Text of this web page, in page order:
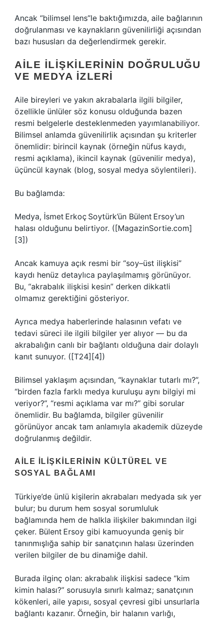
Ancak “bilimsel lens”le baktığımızda, aile bağlarının
doğrulanması ve kaynakların güvenilirliği açısından
bazı hususları da değerlendirmek gerekir.
AILE İLIŞKILERININ DOĞRULUĞU
VE MEDYA İZLERI
Aile bireyleri ve yakın akrabalarla ilgili bilgiler,
özellikle ünlüler söz konusu olduğunda bazen
resmi belgelerle desteklenmeden yayımlanabiliyor.
Bilimsel anlamda güvenilirlik açısından şu kriterler
önemlidir: birincil kaynak (örneğin nüfus kaydı,
resmi açıklama), ikincil kaynak (güvenilir medya),
üçüncül kaynak (blog, sosyal medya söylentileri).
Bu bağlamda:
Medya, İsmet Erkoç Soytürk’ün Bülent Ersoy’un
halası olduğunu belirtiyor. ([MagazinSortie.com]
[3])
Ancak kamuya açık resmi bir “soy–üst ilişkisi”
kaydı henüz detaylıca paylaşılmamış görünüyor.
Bu, “akrabalık ilişkisi kesin” derken dikkatli
olmamız gerektiğini gösteriyor.
Ayrıca medya haberlerinde halasının vefatı ve
tedavi süreci ile ilgili bilgiler yer alıyor — bu da
akrabalığın canlı bir bağlantı olduğuna dair dolaylı
kanıt sunuyor. ([T24][4])
Bilimsel yaklaşım açısından, “kaynaklar tutarlı mı?”,
“birden fazla farklı medya kuruluşu aynı bilgiyi mi
veriyor?”, “resmi açıklama var mı?” gibi sorular
önemlidir. Bu bağlamda, bilgiler güvenilir
görünüyor ancak tam anlamıyla akademik düzeyde
doğrulanmış değildir.
AILE İLIŞKILERININ KÜLTÜREL VE
SOSYAL BAĞLAMI
Türkiye’de ünlü kişilerin akrabaları medyada sık yer
bulur; bu durum hem sosyal sorumluluk
bağlamında hem de halkla ilişkiler bakımından ilgi
çeker. Bülent Ersoy gibi kamuoyunda geniş bir
tanınmışlığa sahip bir sanatçının halası üzerinden
verilen bilgiler de bu dinamiğe dahil.
Burada ilginç olan: akrabalık ilişkisi sadece “kim
kimin halası?” sorusuyla sınırlı kalmaz; sanatçının
kökenleri, aile yapısı, sosyal çevresi gibi unsurlarla
bağlantı kazanır. Örneğin, bir halanın varlığı,